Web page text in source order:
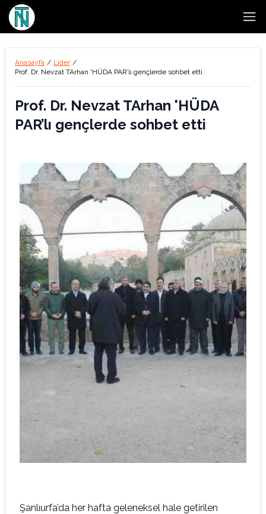
Anasayfa / Lider /
Prof. Dr. Nevzat TArhan 'HÜDA PAR’lı gençlerde sohbet etti
Prof. Dr. Nevzat TArhan 'HÜDA
PAR’lı gençlerde sohbet etti
Şanlıurfa’da her hafta geleneksel hale getirilen